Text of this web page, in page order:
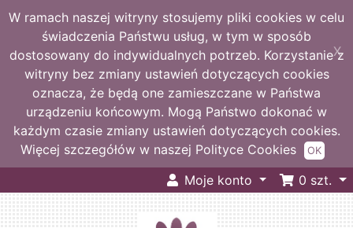
W ramach naszej witryny stosujemy pliki cookies w celu
świadczenia Państwu usług, w tym w sposób
dostosowany do indywidualnych potrzeb. Korzystanie z
witryny bez zmiany ustawień dotyczących cookies
oznacza, że będą one zamieszczane w Państwa
urządzeniu końcowym. Mogą Państwo dokonać w
każdym czasie zmiany ustawień dotyczących cookies.
Więcej szczegółów w naszej Polityce Cookies
X
OK
Moje konto 0 szt.